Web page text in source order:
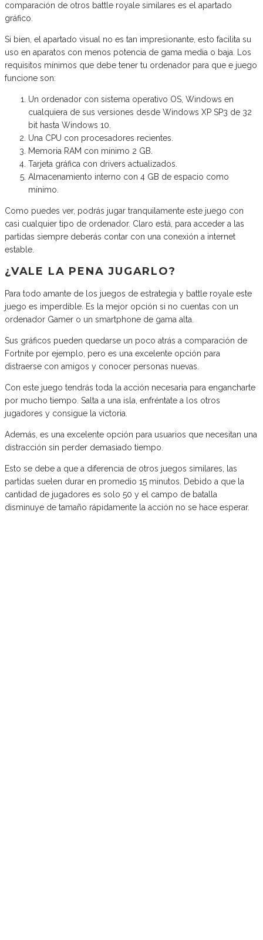
comparación de otros battle royale similares es el apartado
gráfico.
Si bien, el apartado visual no es tan impresionante, esto facilita su
uso en aparatos con menos potencia de gama media o baja. Los
requisitos mínimos que debe tener tu ordenador para que e juego
funcione son:
Un ordenador con sistema operativo OS, Windows en
cualquiera de sus versiones desde Windows XP SP3 de 32
bit hasta Windows 10.
Una CPU con procesadores recientes.
Memoria RAM con mínimo 2 GB.
Tarjeta gráfica con drivers actualizados.
Almacenamiento interno con 4 GB de espacio como
mínimo.
Como puedes ver, podrás jugar tranquilamente este juego con
casi cualquier tipo de ordenador. Claro está, para acceder a las
partidas siempre deberás contar con una conexión a internet
estable.
¿VALE LA PENA JUGARLO?
Para todo amante de los juegos de estrategia y battle royale este
juego es imperdible. Es la mejor opción si no cuentas con un
ordenador Gamer o un smartphone de gama alta.
Sus gráficos pueden quedarse un poco atrás a comparación de
Fortnite por ejemplo, pero es una excelente opción para
distraerse con amigos y conocer personas nuevas.
Con este juego tendrás toda la acción necesaria para engancharte
por mucho tiempo. Salta a una isla, enfréntate a los otros
jugadores y consigue la victoria.
Además, es una excelente opción para usuarios que necesitan una
distracción sin perder demasiado tiempo.
Esto se debe a que a diferencia de otros juegos similares, las
partidas suelen durar en promedio 15 minutos. Debido a que la
cantidad de jugadores es solo 50 y el campo de batalla
disminuye de tamaño rápidamente la acción no se hace esperar.